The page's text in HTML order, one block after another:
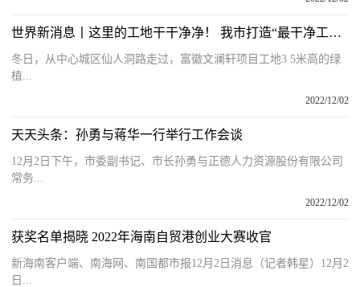
世界新消息丨这里的工地干干净净！ 我市打造“最干净工地”扮靓城市容颜
冬日，从中心城区仙人洞路走过，富徽文澜轩项目工地3 5米高的绿
植...
2022/12/02
天天头条：孙勇与蒋华一行举行工作会谈
12月2日下午，市委副书记、市长孙勇与正德人力资源股份有限公司
常务...
2022/12/02
获奖名单揭晓 2022年海南自贸港创业大赛收官
新海南客户端、南海网、南国都市报12月2日消息（记者韩星）12月2
日...